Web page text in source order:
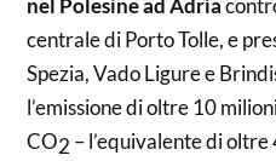
nel Polesine ad Adria
centrale di Porto Tolle, e
Spezia, Vado Ligure e
l’emissione di oltre 10
CO2 – l’equivalente di